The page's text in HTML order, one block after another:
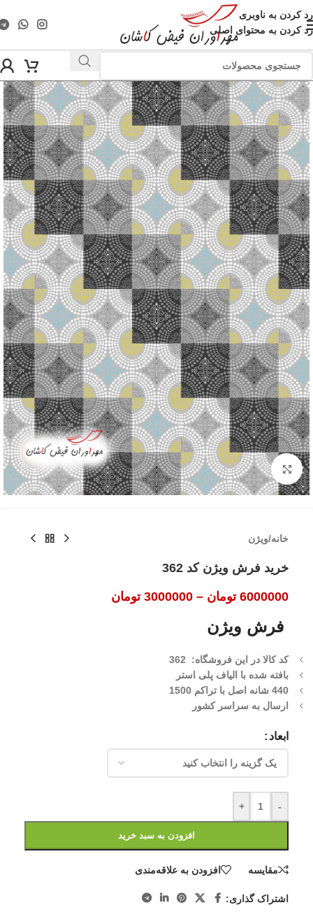
رد کردن به ناوبری
رد کردن به محتوای اصلی
بزرگنمایی تصویر
خانه/ویژن
خرید فرش ویژن کد 362
6000000 تومان –
3000000 تومان
فرش ویژن
کد کالا در این فروشگاه: 362
بافته شده با الیاف پلی استر
440 شانه اصل با تراکم 1500
ارسال به سراسر کشور
ابعاد
-
+
افزودن به سبد خرید
مقایسه افزودن به علاقه‌مندی
اشتراک گذاری: